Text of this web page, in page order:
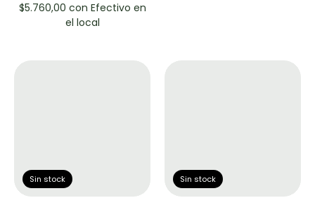
$5.760,00 con Efectivo en
el local
Sin stock Sin stock